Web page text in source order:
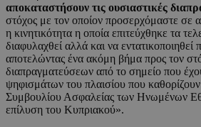
αποκαταστήσουν τις ουσιαστικές
στόχος με τον οποίον προσερχόμαστε σε
η κινητικότητα η οποία επιτεύχθηκε τα
διαφυλαχθεί αλλά και να εντατικοποιηθεί
αποτελώντας ένα ακόμη βήμα προς τον
διαπραγματεύσεων από το σημείο που
ψηφισμάτων του πλαισίου που
Συμβουλίου Ασφαλείας των Ηνωμένων
επίλυση του Κυπριακού».